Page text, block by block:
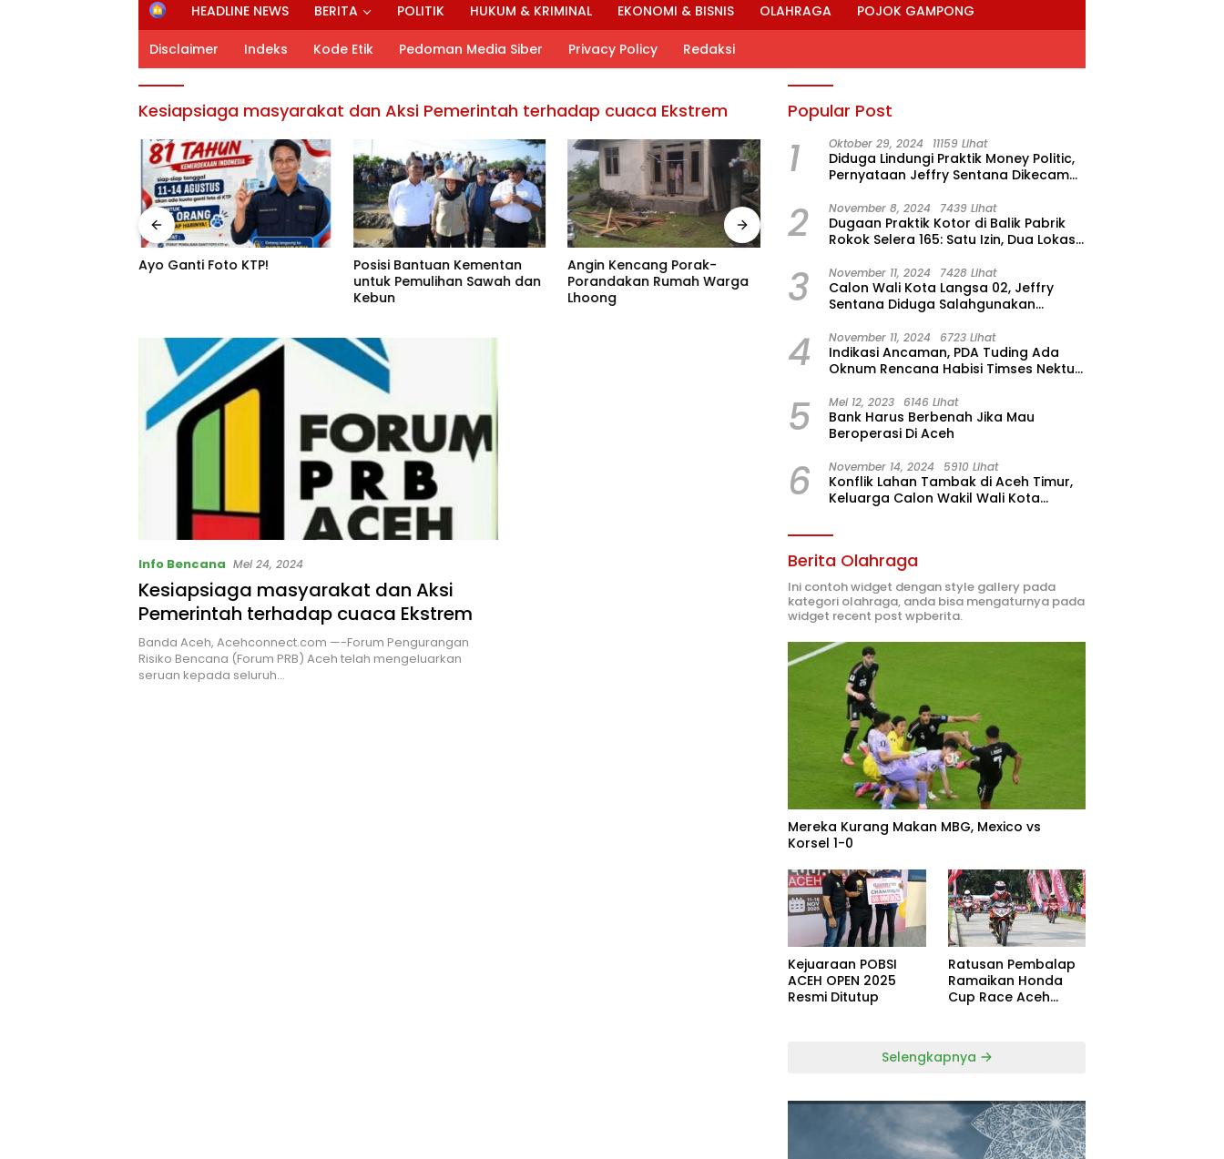
H
o
m
e
HEADLINE NEWS BERITA POLITIK HUKUM & KRIMINAL EKONOMI & BISNIS OLAHRAGA POJOK GAMPONG
Disclaimer Indeks Kode Etik Pedoman Media Siber Privacy Policy Redaksi
Kesiapsiaga masyarakat dan Aksi Pemerintah terhadap cuaca Ekstrem
Ayo Ganti Foto KTP!
Posisi Bantuan Kementan
untuk Pemulihan Sawah dan
Kebun
Angin Kencang Porak-
Porandakan Rumah Warga
Lhoong
Pemkab Aceh Besar Gelar
Apel Siaga Bencana
Kekeringan
dan Mesin Obras ke Desa
Kerajinan Salur Latun
Info Bencana Mei 24, 2024
Kesiapsiaga masyarakat dan Aksi
Pemerintah terhadap cuaca Ekstrem
Banda Aceh, Acehconnect.com —-Forum Pengurangan
Risiko Bencana (Forum PRB) Aceh telah mengeluarkan
seruan kepada seluruh…
Popular Post
1 Oktober 29, 2024 11159 Lihat
Diduga Lindungi Praktik Money Politic,
Pernyataan Jeffry Sentana Dikecam
2 November 8, 2024 7439 Lihat
Dugaan Praktik Kotor di Balik Pabrik
Rokok Selera 165: Satu Izin, Dua Lokasi
3 November 11, 2024 7428 Lihat
Calon Wali Kota Langsa 02, Jeffry
Sentana Diduga Salahgunakan
4 November 11, 2024 6723 Lihat
Indikasi Ancaman, PDA Tuding Ada
Oknum Rencana Habisi Timses Nektu-
5 Mei 12, 2023 6146 Lihat
Bank Harus Berbenah Jika Mau
Beroperasi Di Aceh
6 November 14, 2024 5910 Lihat
Konflik Lahan Tambak di Aceh Timur,
Keluarga Calon Wakil Wali Kota
Berita Olahraga
Ini contoh widget dengan style gallery pada
kategori olahraga, anda bisa mengaturnya pada
widget recent post wpberita.
Mereka Kurang Makan MBG, Mexico vs
Korsel 1-0
Kejuaraan POBSI
ACEH OPEN 2025
Resmi Ditutup
Ratusan Pembalap
Ramaikan Honda
Cup Race Aceh
Selengkapnya